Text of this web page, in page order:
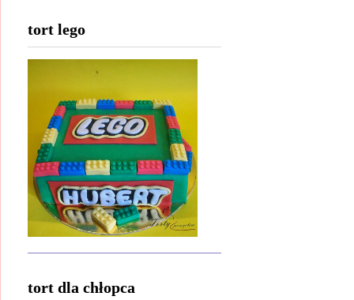
tort lego
tort dla chłopca